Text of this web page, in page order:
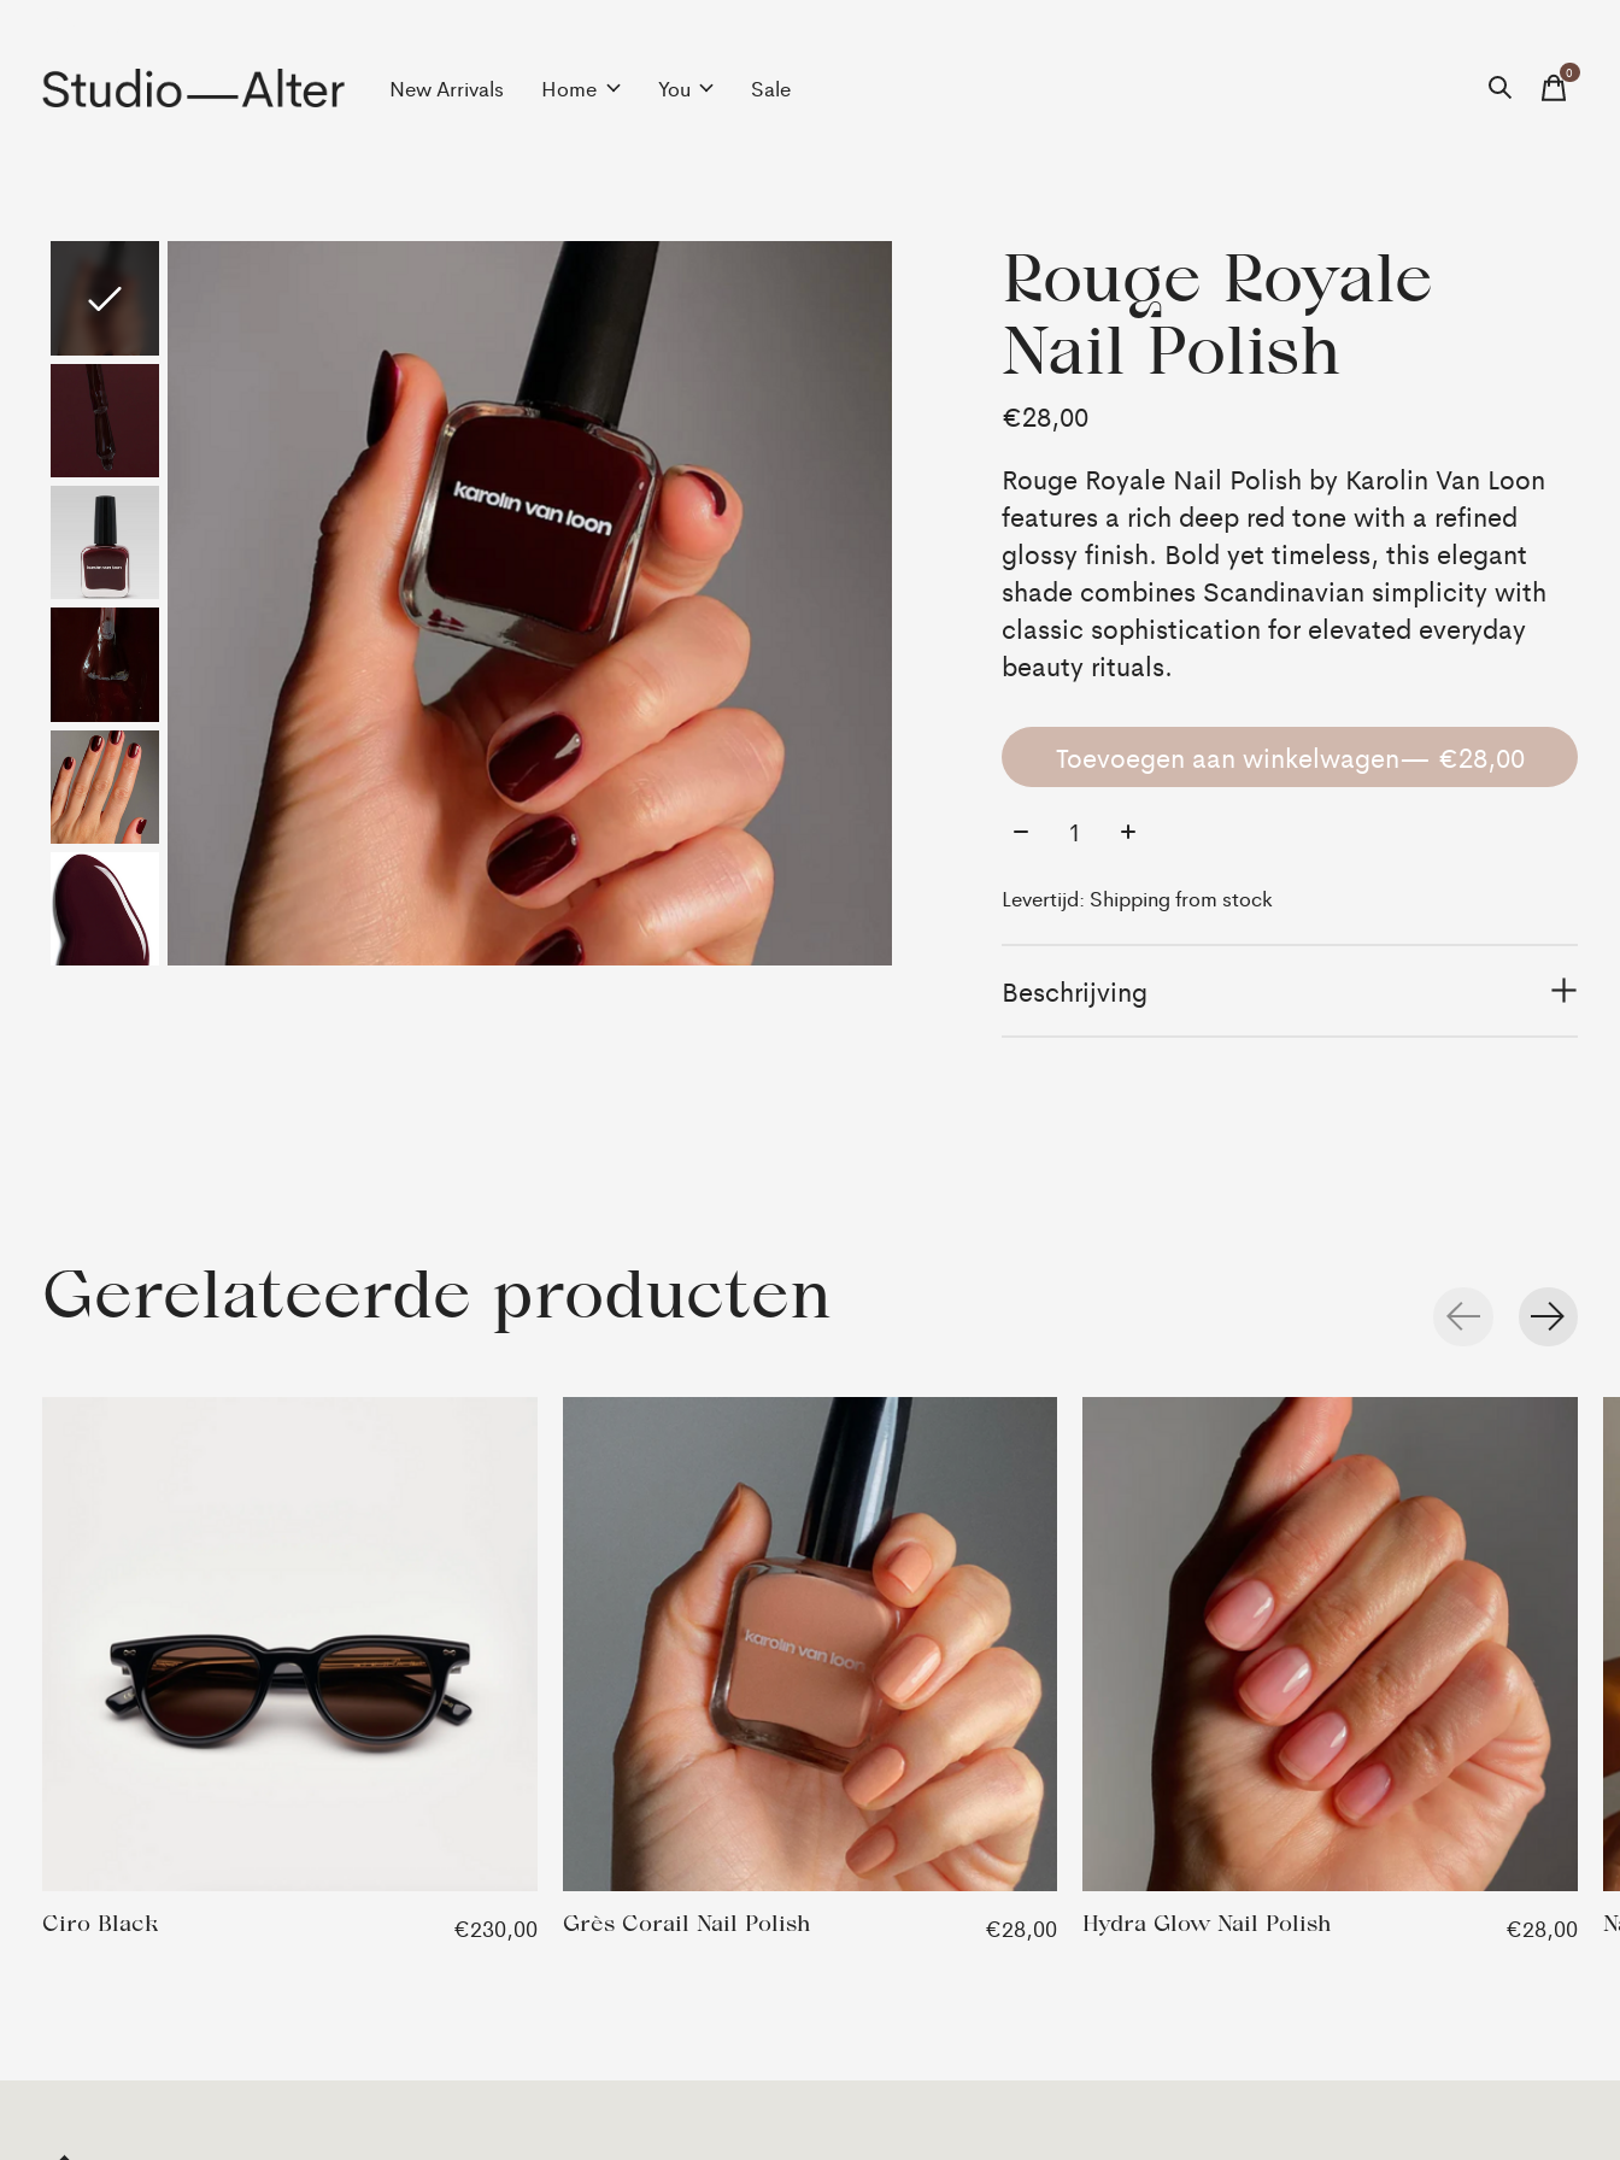
New Arrivals Home You Sale
0items
Rouge Royale
Nail Polish
€28,00
Rouge Royale Nail Polish by Karolin Van Loon
features a rich deep red tone with a refined
glossy finish. Bold yet timeless, this elegant
shade combines Scandinavian simplicity with
classic sophistication for elevated everyday
beauty rituals.
Toevoegen aan winkelwagen
— €28,00
Aantal:
Levertijd: Shipping from stock
Beschrijving
Gerelateerde producten
Ciro Black €230,00 Grès Corail Nail Polish €28,00 Hydra Glow Nail Polish €28,00